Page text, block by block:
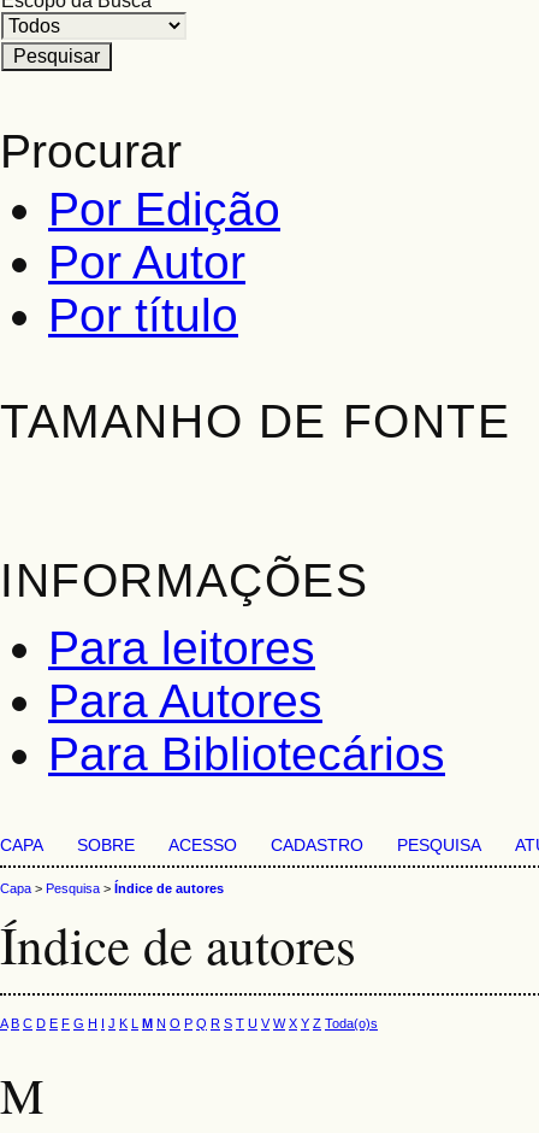
Procurar
Por Edição
Por Autor
Por título
TAMANHO DE FONTE
INFORMAÇÕES
Para leitores
Para Autores
Para Bibliotecários
CAPA SOBRE ACESSO CADASTRO PESQUISA
Capa > Pesquisa > Índice de autores
Índice de autores
A B C D E F G H I J K L M N O P Q R S T U V W X Y Z Toda(o)s
M